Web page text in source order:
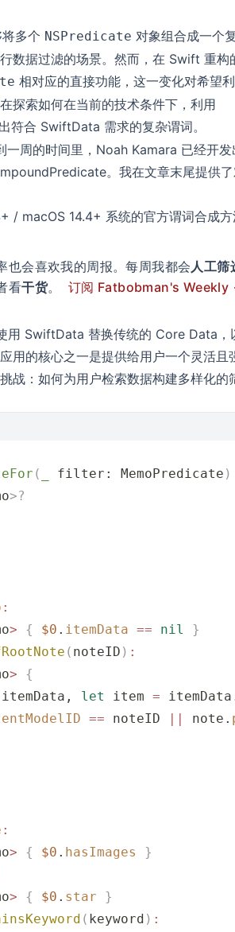
多个 NSPredicate 对象组合成一个
数据过滤的场景。然而，在 Swift 重
相对应的直接功能，这一变化对希望
探索如何在当前的技术条件下，利用
符合 SwiftData 需求的复杂谓词。
周的时间里，Noah Kamara 已经开
。我在文章末尾提供
/ macOS 14.4+ 系统的官方谓词合成方
也会喜欢我的周报。每周我都会人工筛
看干货。
订阅 Fatbobman's Weekly
用 SwiftData 替换传统的 Core Data
用的核心之一是提供给用户一个灵活且
战：如何为用户检索数据构建多样化的
( filter : MemoPredicate )
>?
:
> { $0 . itemData == nil
}
( noteID ) :
> {
let item =
== noteID || note.
:
> { $0 . hasImages
}
> { $0 . star }
( keyword ) :